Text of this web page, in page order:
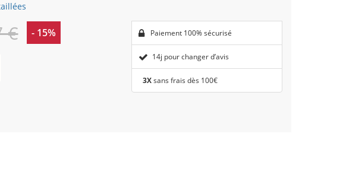
€ - 15% Paiement 100% sécurisé
14j pour changer d’avis
3Xsans frais dès 100€